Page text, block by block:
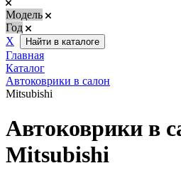
Модель
Год
Х
Найти в каталоге
Главная
Каталог
Автоковрики в салон
Mitsubishi
Автоковрики в
Mitsubishi